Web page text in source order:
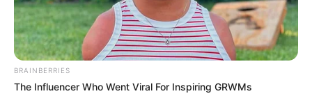
BRAINBERRIES
The Influencer Who Went Viral For Inspiring GRWMs